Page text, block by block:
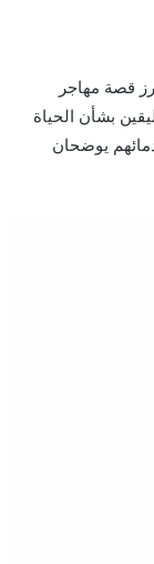
قصة مهاجر
بشأن الحياة
يوضحان